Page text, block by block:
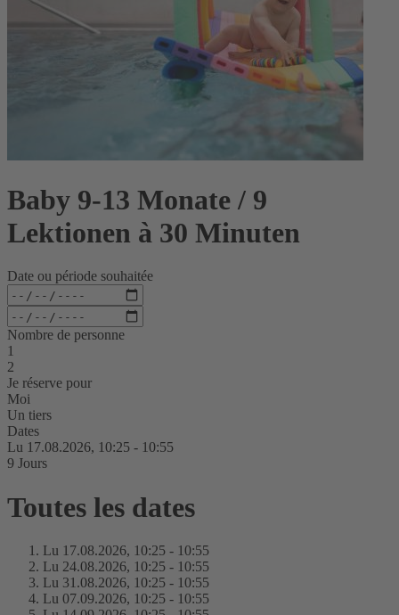
Baby 9-13 Monate / 9
Lektionen à 30 Minuten
Date ou période souhaitée
Nombre de personne
1
2
Je réserve pour
Moi
Un tiers
Dates
Lu 17.08.2026, 10:25 - 10:55
9 Jours
Toutes les dates
Lu 17.08.2026, 10:25 - 10:55
Lu 24.08.2026, 10:25 - 10:55
Lu 31.08.2026, 10:25 - 10:55
Lu 07.09.2026, 10:25 - 10:55